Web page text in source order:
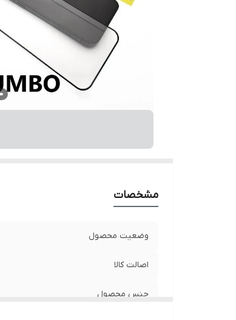
مشخصات
وضعیت محصول
اصالت کالا
جنس محصول